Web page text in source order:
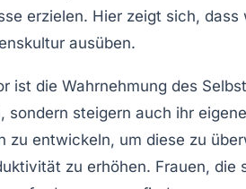
erzielen. Hier zeigt sich,
ausüben.
ist die Wahrnehmung des
sondern steigern auch ihr
zu entwickeln, um diese zu
zu erhöhen. Frauen, die